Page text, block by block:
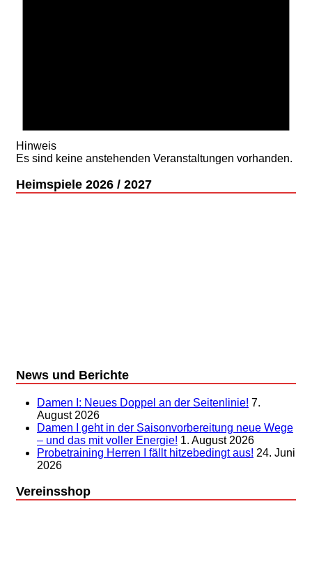
Hinweis
Es sind keine anstehenden Veranstaltungen vorhanden.
Heimspiele 2026 / 2027
News und Berichte
Damen I: Neues Doppel an der Seitenlinie! 7.
August 2026
Damen I geht in der Saisonvorbereitung neue Wege
– und das mit voller Energie! 1. August 2026
Probetraining Herren I fällt hitzebedingt aus! 24. Juni
2026
Vereinsshop